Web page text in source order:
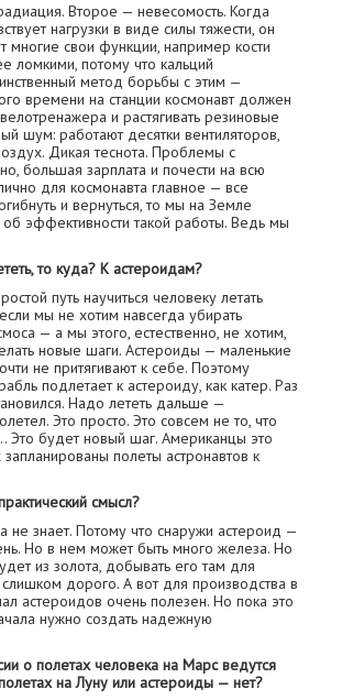
Второе — невесомость. Когда
нагрузки в виде силы тяжести, он
многие свои функции, например кости
ломкими, потому что кальций
метод борьбы с этим —
времени на станции космонавт должен
и растягивать резиновые
шум: работают десятки вентиляторов,
Дикая теснота. Проблемы с
большая зарплата и почести на всю
для космонавта главное — все
и вернуться, то мы на Земле
эффективности такой работы. Ведь мы
то куда? К астероидам?
путь научиться человеку летать
мы не хотим навсегда убирать
— а мы этого, естественно, не хотим,
новые шаги. Астероиды — маленькие
не притягивают к себе. Поэтому
подлетает к астероиду, как катер. Раз
Надо лететь дальше —
Это просто. Это совсем не то, что
Это будет новый шаг. Американцы это
полеты астронавтов к
смысл?
не знает. Потому что снаружи астероид —
Но в нем может быть много железа. Но
из золота, добывать его там для
дорого. А вот для производства в
астероидов очень полезен. Но пока это
нужно создать надежную
о полетах человека на Марс ведутся
на Луну или астероиды — нет?